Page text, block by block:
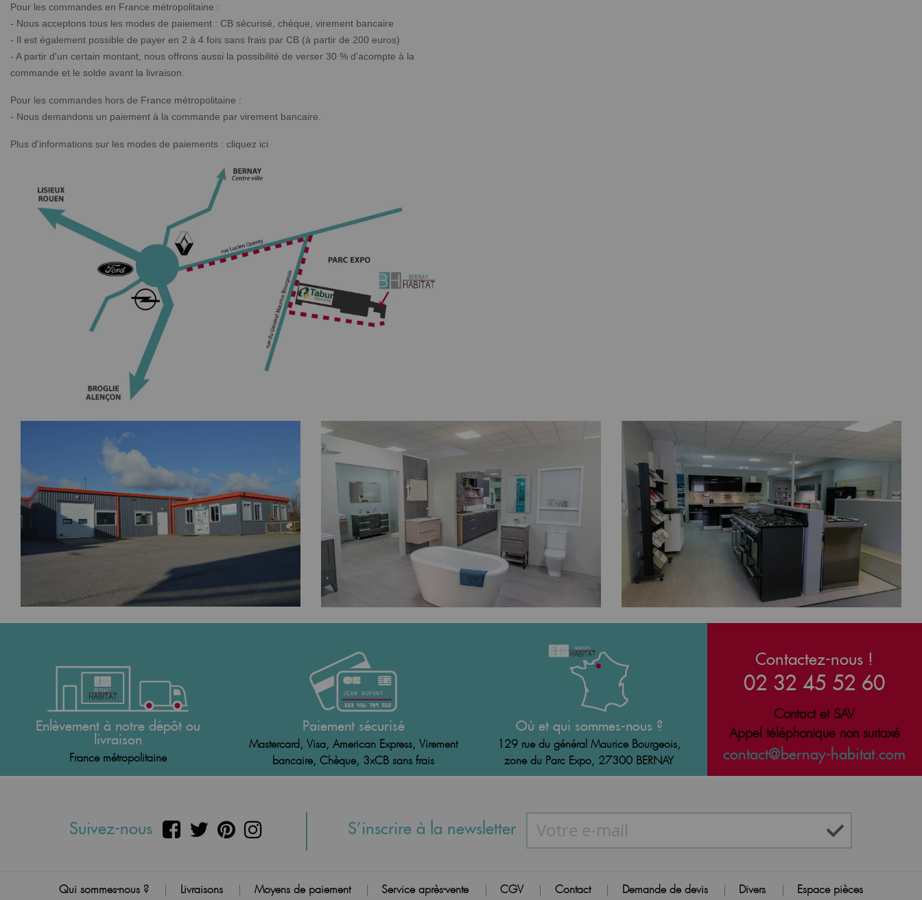
Pour les commandes en France métropolitaine :
- Nous acceptons tous les modes de paiement : CB sécurisé, chèque, virement bancaire
- Il est également possible de payer en 2 à 4 fois sans frais par CB (à partir de 200 euros)
- A partir d'un certain montant, nous offrons aussi la possibilité de verser 30 % d'acompte à la
commande et le solde avant la livraison.
Pour les commandes hors de France métropolitaine :
- Nous demandons un paiement à la commande par virement bancaire.
Plus d'informations sur les modes de paiements : cliquez ici
Enlèvement à notre dépôt ou
livraison
France métropolitaine
Paiement sécurisé
Mastercard, Visa, American Express, Virement
bancaire, Chèque, 3xCB sans frais
Où et qui sommes-nous ?
129 rue du général Maurice Bourgeois,
zone du Parc Expo, 27300 BERNAY
Contactez-nous !
02 32 45 52 60
Contact et SAV
Appel téléphonique non surtaxé
contact@bernay-habitat.com
Suivez-nous S’inscrire à la newsletter
Qui sommes-nous ? | Livraisons | Moyens de paiement | Service après-vente | CGV | Contact | Demande de devis | Divers | Espace pièces